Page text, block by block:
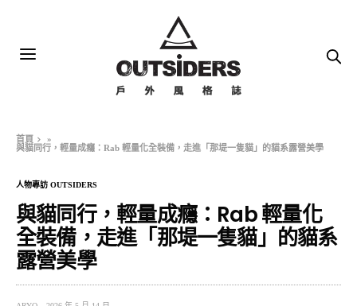
首頁
»
與貓同行，輕量成癮：Rab 輕量化全裝備，走進「那堤一隻貓」的貓系露營美學
人物專訪 OUTSIDERS
與貓同行，輕量成癮：Rab 輕量化
全裝備，走進「那堤一隻貓」的貓系
露營美學